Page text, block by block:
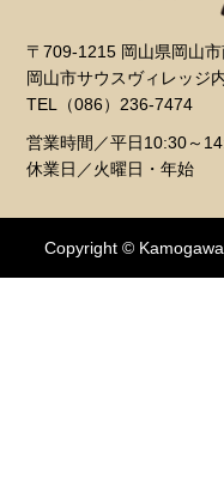
〒709-1215 岡山県岡⼭
岡山市サウスヴィレッジ
TEL（086）236-7474
営業時間／平日10:30～
休業日／火曜日・年始
Copyright ©